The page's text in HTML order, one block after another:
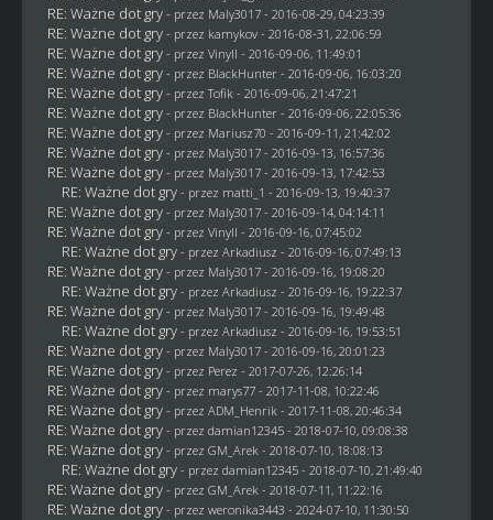
RE: Ważne dot gry - przez Maly3017- 2016-08-29, 04:23:39
RE: Ważne dot gry - przez kamykov- 2016-08-31, 22:06:59
RE: Ważne dot gry - przez Vinyll - 2016-09-06, 11:49:01
RE: Ważne dot gry - przez BlackHunter- 2016-09-06, 16:03:20
RE: Ważne dot gry - przezTofik - 2016-09-06, 21:47:21
RE: Ważne dot gry - przez BlackHunter- 2016-09-06, 22:05:36
RE: Ważne dot gry - przez Mariusz70 - 2016-09-11, 21:42:02
RE: Ważne dot gry - przez Maly3017- 2016-09-13, 16:57:36
RE: Ważne dot gry - przez Maly3017- 2016-09-13, 17:42:53
RE: Ważne dot gry - przez matti_1 - 2016-09-13, 19:40:37
RE: Ważne dot gry - przez Maly3017- 2016-09-14, 04:14:11
RE: Ważne dot gry - przez Vinyll - 2016-09-16, 07:45:02
RE: Ważne dot gry - przez Arkadiusz - 2016-09-16, 07:49:13
RE: Ważne dot gry - przez Maly3017- 2016-09-16, 19:08:20
RE: Ważne dot gry - przez Arkadiusz - 2016-09-16, 19:22:37
RE: Ważne dot gry - przez Maly3017- 2016-09-16, 19:49:48
RE: Ważne dot gry - przez Arkadiusz - 2016-09-16, 19:53:51
RE: Ważne dot gry - przez Maly3017- 2016-09-16, 20:01:23
RE: Ważne dot gry - przez Perez - 2017-07-26, 12:26:14
RE: Ważne dot gry - przez marys77- 2017-11-08, 10:22:46
RE: Ważne dot gry - przez ADM_Henrik - 2017-11-08, 20:46:34
RE: Ważne dot gry - przez damian12345- 2018-07-10, 09:08:38
RE: Ważne dot gry - przez GM_Arek - 2018-07-10, 18:08:13
RE: Ważne dot gry - przez damian12345- 2018-07-10, 21:49:40
RE: Ważne dot gry - przez GM_Arek - 2018-07-11, 11:22:16
RE: Ważne dot gry - przez weronika3443 - 2024-07-10, 11:30:50